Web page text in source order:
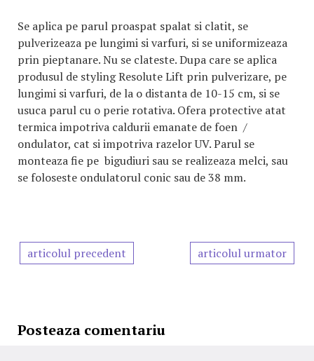
Se aplica pe parul proaspat spalat si clatit, se
pulverizeaza pe lungimi si varfuri, si se uniformizeaza
prin pieptanare. Nu se clateste. Dupa care se aplica
produsul de styling Resolute Lift prin pulverizare, pe
lungimi si varfuri, de la o distanta de 10-15 cm, si se
usuca parul cu o perie rotativa. Ofera protective atat
termica impotriva caldurii emanate de foen /
ondulator, cat si impotriva razelor UV. Parul se
monteaza fie pe bigudiuri sau se realizeaza melci, sau
se foloseste ondulatorul conic sau de 38 mm.
articolul precedent articolul urmator
Posteaza comentariu